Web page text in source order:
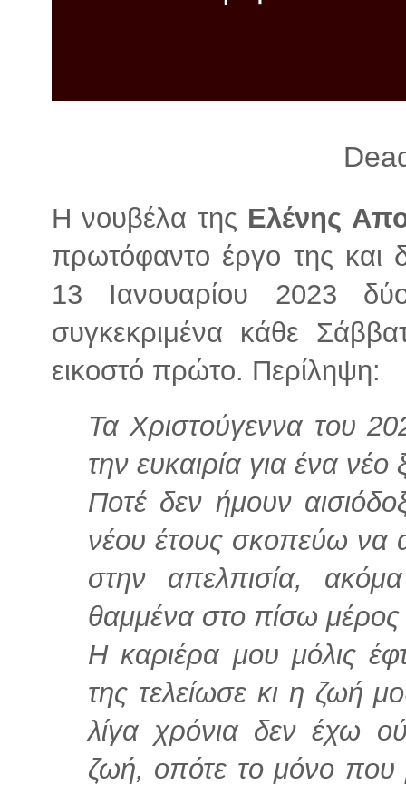
Η νουβέλα της Ελένης
πρωτόφαντο έργο της και
13 Ιανουαρίου 2023
συγκεκριμένα κάθε
εικοστό πρώτο. Περίληψη:
Τα Χριστούγεννα του
την ευκαιρία για ένα νέο
Ποτέ δεν ήμουν
νέου έτους σκοπεύω να
στην απελπισία,
θαμμένα στο πίσω
Η καριέρα μου μόλις
της τελείωσε κι η ζωή
λίγα χρόνια δεν έχω
ζωή, οπότε το μόνο που